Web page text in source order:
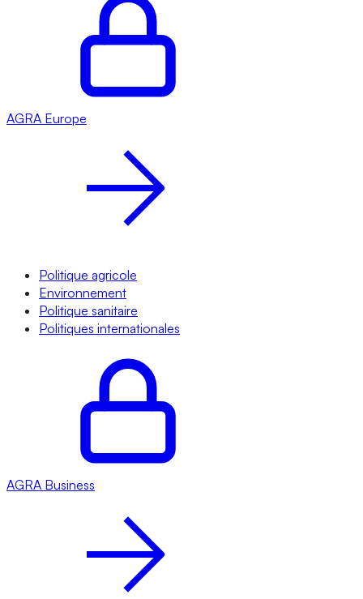
AGRA Europe
Politique agricole
Environnement
Politique sanitaire
Politiques internationales
AGRA Business